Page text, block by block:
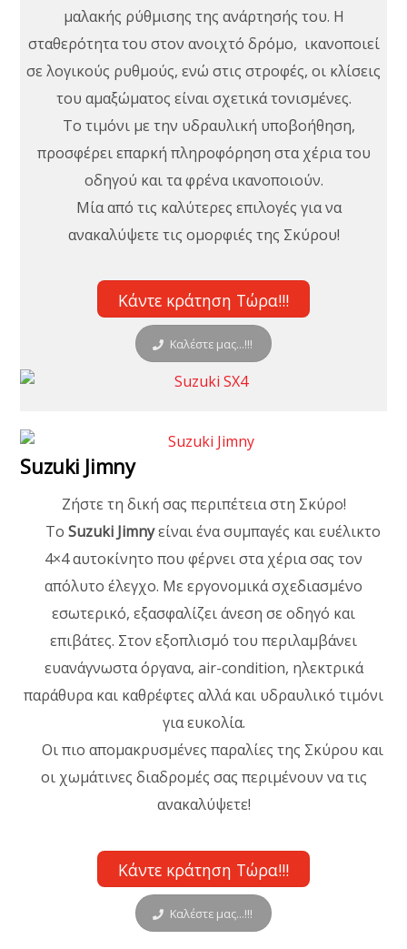
μαλακής ρύθμισης της ανάρτησής του. Η
σταθερότητα του στον ανοιχτό δρόμο, ικανοποιεί
σε λογικούς ρυθμούς, ενώ στις στροφές, οι κλίσεις
του αμαξώματος είναι σχετικά τονισμένες.
Το τιμόνι με την υδραυλική υποβοήθηση,
προσφέρει επαρκή πληροφόρηση στα χέρια του
οδηγού και τα φρένα ικανοποιούν.
Μία από τις καλύτερες επιλογές για να
ανακαλύψετε τις ομορφιές της Σκύρου!
Κάντε κράτηση Τώρα!!!
Καλέστε μας...!!!
Suzuki Jimny
Ζήστε τη δική σας περιπέτεια στη Σκύρο!
Το Suzuki Jimnyείναι ένα συμπαγές και ευέλικτο
4×4 αυτοκίνητο που φέρνει στα χέρια σας τον
απόλυτο έλεγχο. Με εργονομικά σχεδιασμένο
εσωτερικό, εξασφαλίζει άνεση σε οδηγό και
επιβάτες. Στον εξοπλισμό του περιλαμβάνει
ευανάγνωστα όργανα, air-condition, ηλεκτρικά
παράθυρα και καθρέφτες αλλά και υδραυλικό τιμόνι
για ευκολία.
Οι πιο απομακρυσμένες παραλίες της Σκύρου και
οι χωμάτινες διαδρομές σας περιμένουν να τις
ανακαλύψετε!
Κάντε κράτηση Τώρα!!!
Καλέστε μας...!!!